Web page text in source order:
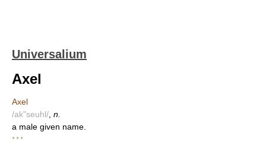
Universalium
Axel
Axel
/ak"seuhl/ n.
a male given name.
* * *